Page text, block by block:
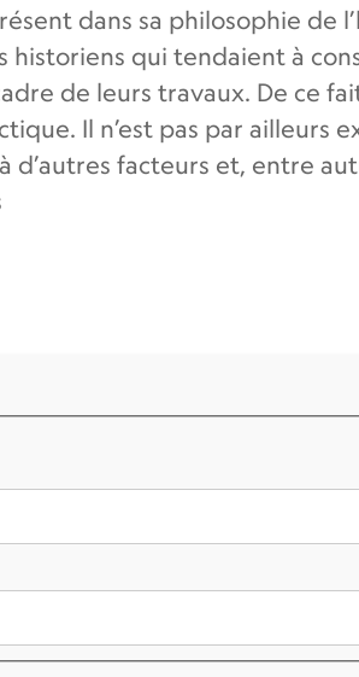
dans sa philosophie de
historiens qui tendaient à
de leurs travaux. De ce
Il n’est pas par ailleurs
d’autres facteurs et, entre